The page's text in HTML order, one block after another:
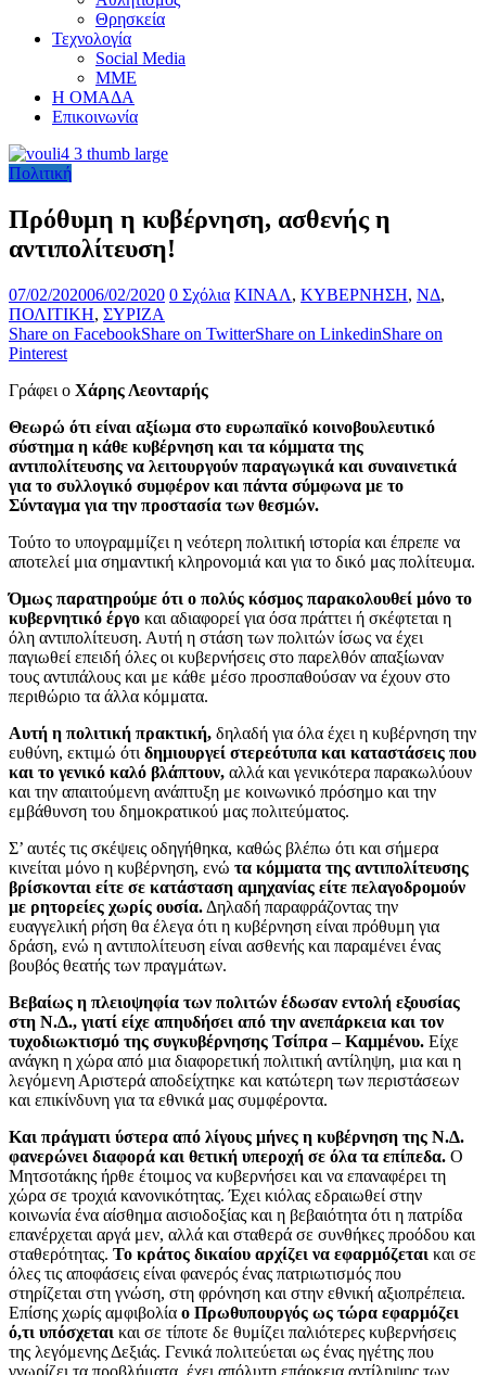
Θρησκεία
Τεχνολογία
Social Media
ΜΜΕ
Η ΟΜΑΔΑ
Επικοινωνία
Πολιτική
Πρόθυμη η κυβέρνηση, ασθενής η
αντιπολίτευση!
07/02/202006/02/2020 0 Σχόλια ΚΙΝΑΛ, ΚΥΒΕΡΝΗΣΗ, ΝΔ,
ΠΟΛΙΤΙΚΗ, ΣΥΡΙΖΑ
Share on FacebookShare on TwitterShare on LinkedinShare on
Pinterest
Γράφει ο Χάρης Λεονταρής
Θεωρώ ότι είναι αξίωμα στο ευρωπαϊκό κοινοβουλευτικό
σύστημα η κάθε κυβέρνηση και τα κόμματα της
αντιπολίτευσης να λειτουργούν παραγωγικά και συναινετικά
για το συλλογικό συμφέρον και πάντα σύμφωνα με το
Σύνταγμα για την προστασία των θεσμών.
Τούτο το υπογραμμίζει η νεότερη πολιτική ιστορία και έπρεπε να
αποτελεί μια σημαντική κληρονομιά και για το δικό μας πολίτευμα.
Όμως παρατηρούμε ότι ο πολύς κόσμος παρακολουθεί μόνο το
κυβερνητικό έργο και αδιαφορεί για όσα πράττει ή σκέφτεται η
όλη αντιπολίτευση. Αυτή η στάση των πολιτών ίσως να έχει
παγιωθεί επειδή όλες οι κυβερνήσεις στο παρελθόν απαξίωναν
τους αντιπάλους και με κάθε μέσο προσπαθούσαν να έχουν στο
περιθώριο τα άλλα κόμματα.
Αυτή η πολιτική πρακτική, δηλαδή για όλα έχει η κυβέρνηση την
ευθύνη, εκτιμώ ότι δημιουργεί στερεότυπα και καταστάσεις που
και το γενικό καλό βλάπτουν, αλλά και γενικότερα παρακωλύουν
και την απαιτούμενη ανάπτυξη με κοινωνικό πρόσημο και την
εμβάθυνση του δημοκρατικού μας πολιτεύματος.
Σ’ αυτές τις σκέψεις οδηγήθηκα, καθώς βλέπω ότι και σήμερα
κινείται μόνο η κυβέρνηση, ενώ τα κόμματα της αντιπολίτευσης
βρίσκονται είτε σε κατάσταση αμηχανίας είτε πελαγοδρομούν
με ρητορείες χωρίς ουσία. Δηλαδή παραφράζοντας την
ευαγγελική ρήση θα έλεγα ότι η κυβέρνηση είναι πρόθυμη για
δράση, ενώ η αντιπολίτευση είναι ασθενής και παραμένει ένας
βουβός θεατής των πραγμάτων.
Βεβαίως η πλειοψηφία των πολιτών έδωσαν εντολή εξουσίας
στη Ν.Δ., γιατί είχε απηυδήσει από την ανεπάρκεια και τον
τυχοδιωκτισμό της συγκυβέρνησης Τσίπρα – Καμμένου. Είχε
ανάγκη η χώρα από μια διαφορετική πολιτική αντίληψη, μια και η
λεγόμενη Αριστερά αποδείχτηκε και κατώτερη των περιστάσεων
και επικίνδυνη για τα εθνικά μας συμφέροντα.
Και πράγματι ύστερα από λίγους μήνες η κυβέρνηση της Ν.Δ.
φανερώνει διαφορά και θετική υπεροχή σε όλα τα επίπεδα. Ο
Μητσοτάκης ήρθε έτοιμος να κυβερνήσει και να επαναφέρει τη
χώρα σε τροχιά κανονικότητας. Έχει κιόλας εδραιωθεί στην
κοινωνία ένα αίσθημα αισιοδοξίας και η βεβαιότητα ότι η πατρίδα
επανέρχεται αργά μεν, αλλά και σταθερά σε συνθήκες προόδου και
σταθερότητας. Το κράτος δικαίου αρχίζει να εφαρμόζεται και σε
όλες τις αποφάσεις είναι φανερός ένας πατριωτισμός που
στηρίζεται στη γνώση, στη φρόνηση και στην εθνική αξιοπρέπεια.
Επίσης χωρίς αμφιβολία ο Πρωθυπουργός ως τώρα εφαρμόζει
ό,τι υπόσχεται και σε τίποτε δε θυμίζει παλιότερες κυβερνήσεις
της λεγόμενης Δεξιάς. Γενικά πολιτεύεται ως ένας ηγέτης που